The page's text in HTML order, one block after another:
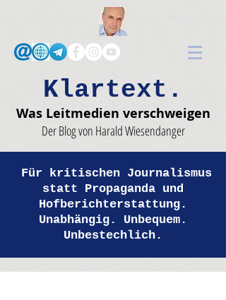
Klartext.
Was Leitmedien verschweigen
Der Blog von Harald Wiesendanger
Für kritischen Journalismus
statt Propaganda und
Hofberichterstattung.
Unabhängig. Unbequem.
Unbestechlich.